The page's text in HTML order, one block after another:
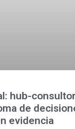
hub-
de
evidencia